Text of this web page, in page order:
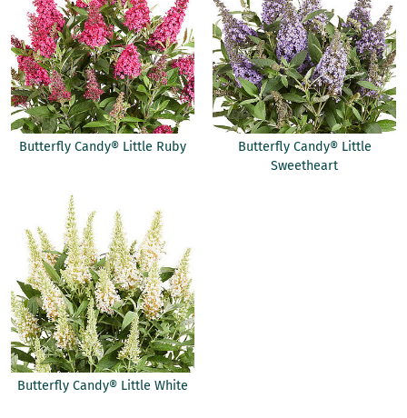
Butterfly Candy® Little Ruby
Butterfly Candy® Little
Sweetheart
Butterfly Candy® Little White